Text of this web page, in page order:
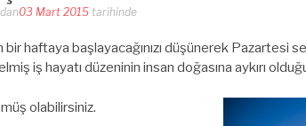
03 Mart 2015 tarihinde
haftaya başlayacağınızı düşünerek Pazartesi
iş hayatı düzeninin insan doğasına aykırı
olabilirsiniz.